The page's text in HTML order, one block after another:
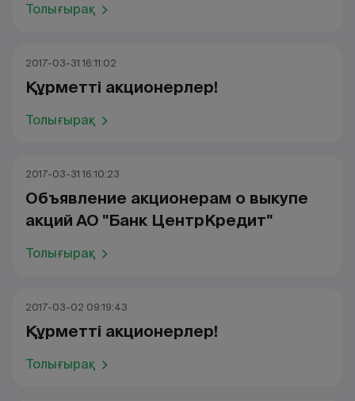
Толығырақ
2017-03-31 16:11:02
Құрметті акционерлер!
Толығырақ
2017-03-31 16:10:23
Объявление акционерам о выкупе
акций АО "Банк ЦентрКредит"
Толығырақ
2017-03-02 09:19:43
Құрметті акционерлер!
Толығырақ